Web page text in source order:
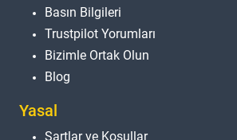
Basın Bilgileri
Trustpilot Yorumları
Bizimle Ortak Olun
Blog
Yasal
Şartlar ve Koşullar